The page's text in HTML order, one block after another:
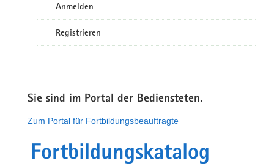
Anmelden
Registrieren
Sie sind im Portal der Bediensteten.
Zum Portal für Fortbildungsbeauftragte
Fortbildungskatalog